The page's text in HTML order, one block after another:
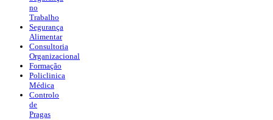
no
Trabalho
Segurança
Alimentar
Consultoria
Organizacional
Formação
Policlinica
Médica
Controlo
de
Pragas